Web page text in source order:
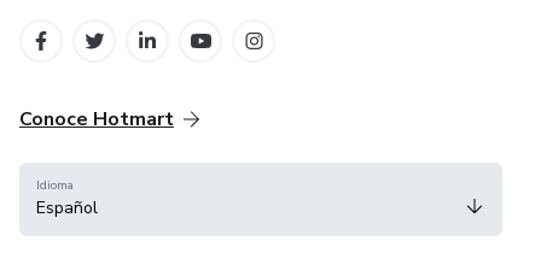
Conoce Hotmart
Idioma
Español